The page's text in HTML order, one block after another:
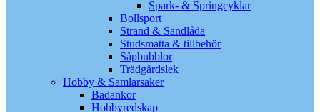
Spark- & Springcyklar
Bollsport
Strand & Sandlåda
Studsmatta & tillbehör
Såpbubblor
Trädgårdslek
Hobby & Samlarsaker
Badankor
Hobbyredskap